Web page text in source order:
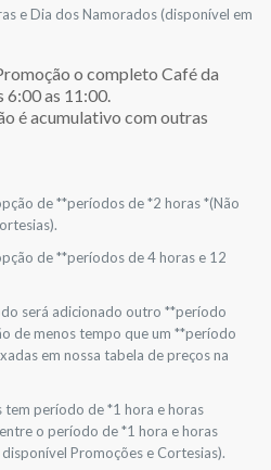
e Dia dos Namorados (disponível em
o completo Café da
6:00 as 11:00.
é acumulativo com outras
de **períodos de *2 horas *(Não
de **períodos de 4 horas e 12
será adicionado outro **período
de menos tempo que um **período
em nossa tabela de preços na
tem período de *1 hora e horas
o período de *1 hora e horas
Promoções e Cortesias).